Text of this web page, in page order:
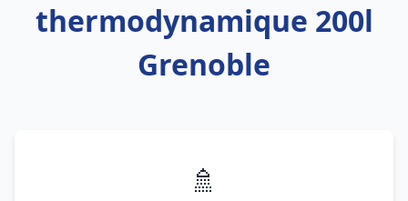
thermodynamique 200l
Grenoble
🚿